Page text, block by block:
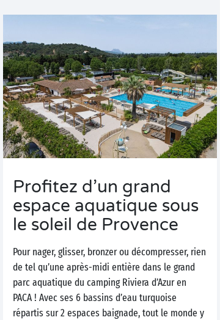
Profitez d’un grand
espace aquatique sous
le soleil de Provence
Pour nager, glisser, bronzer ou décompresser, rien
de tel qu’une après-midi entière dans le grand
parc aquatique du camping Riviera d’Azur en
PACA ! Avec ses 6 bassins d’eau turquoise
répartis sur 2 espaces baignade, tout le monde y